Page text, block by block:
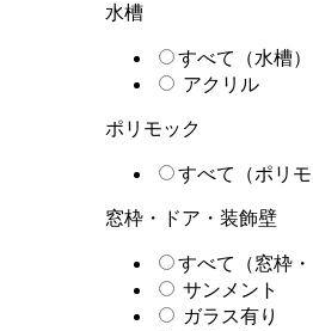
水槽
すべて（水槽）
アクリル
ポリモック
すべて（ポリモ
窓枠・ドア・装飾壁
すべて（窓枠・
サンメント
ガラス有り